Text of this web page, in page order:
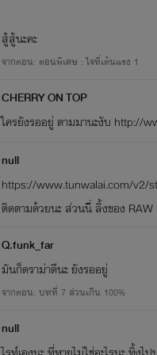
สู้สู้นะคะ
จากตอน: ตอนพิเศษ : ใจที่เต้นแรง 1
CHERRY ON TOP
ใครยังรออยู่ ตามมานะงับ http://
null
https://www.tunwalai.com/v2/
ติดตามด้วยนะ ส่วนนี่ ลิ้งของ
Q.funk_far
มันก็ดราม่าดีนะ ยังรออยู่
จากตอน: บทที่ 7 ส่วนเกิน 100%
null